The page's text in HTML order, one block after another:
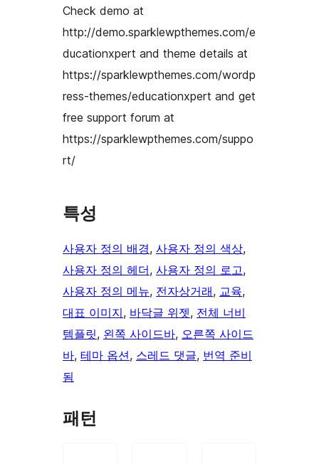
Check demo at
http://demo.sparklewpthemes.com/e
ducationxpert and theme details at
https://sparklewpthemes.com/wordp
ress-themes/educationxpert and get
free support forum at
https://sparklewpthemes.com/suppo
rt/
특성
사용자 정의 배경, 사용자 정의 색상
사용자 정의 헤더, 사용자 정의 로고
사용자 정의 메뉴, 전자상거래, 교육
대표 이미지, 바닥글 위젯, 전체 너비
템플릿, 왼쪽 사이드바, 오른쪽 사이드
바, 테마 옵션, 스레드 댓글, 번역 준비
됨
패턴